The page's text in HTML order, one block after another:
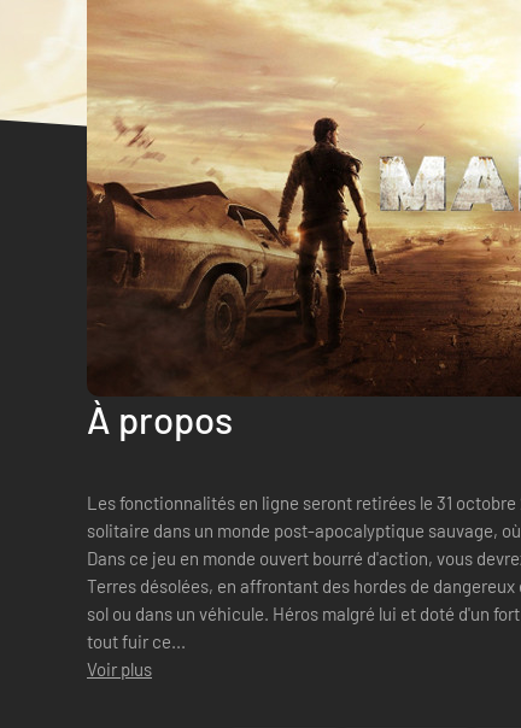
À propos
Les fonctionnalités en ligne seront retirées le 31 octobre 2020. Incarnez Mad
solitaire dans un monde post-apocalyptique sauvage,
Dans ce jeu en monde ouvert bourré d'action, vous
Terres désolées, en affrontant des hordes de
sol ou dans un véhicule. Héros malgré lui et doté d'un
tout fuir ce...
Voir plus